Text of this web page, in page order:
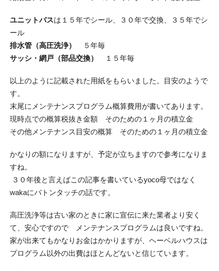
ユニットバスは１５年でシール、３０年で交換、３５年でシ
ール
排水管（高圧洗浄）
５年毎
サッシ・網戸（部品交換）
１５年毎
以上のように記載された用紙をもらいました。目安のようで
す。
末尾にメンテナンスプログラム概算費用が書いてあります。
現時点での概算税抜き金額 そのための１ヶ月の積立金
その他メンテナンス目安の概算 そのための１ヶ月の積立金
かなりの額になりますが、予定が立ちますので参考になりま
すね。
３０年後と言えばこの記事を書いているyoco母ではなく
wakaにバトンタッチの話です。
高圧洗浄等は古い家のときに家に宣伝に来た業者より安く
て、安心ですので メンテナンスプログラムは良いですね。
家が出来てもかなりお金はかかりますが、ヘーベルハウスは
プログラム以外の出費はほとんどないと信じています。